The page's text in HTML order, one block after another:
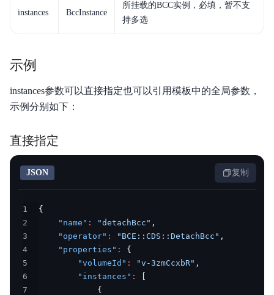
instances BccInstance
所挂载的BCC实例，必填，暂不支
持多选
示例
instances参数可以直接指定也可以引用模板中的全局参数，
示例分别如下：
直接指定
JSON 复制
1
{
2
"name" : "detachBcc" ,
3
"operator" : "BCE::CDS::DetachBcc" ,
4
"properties" :
{
5
"volumeId" : "v-3zmCcxbR" ,
6
"instances" :
[
7
{